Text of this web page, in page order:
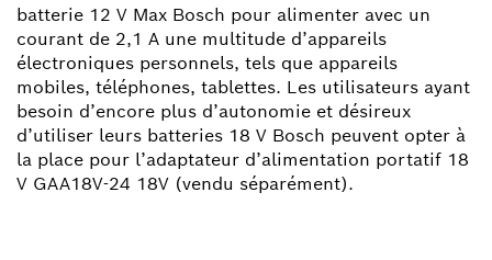
batterie 12 V Max Bosch pour alimenter avec un
courant de 2,1 A une multitude d’appareils
électroniques personnels, tels que appareils
mobiles, téléphones, tablettes. Les utilisateurs ayant
besoin d’encore plus d’autonomie et désireux
d’utiliser leurs batteries 18 V Bosch peuvent opter à
la place pour l’adaptateur d’alimentation portatif 18
V GAA18V-24 18V (vendu séparément).